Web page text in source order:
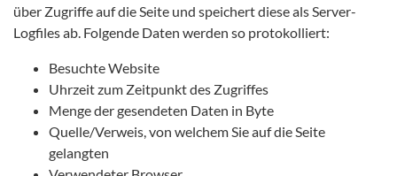
über Zugriffe auf die Seite und speichert diese als Server-
Logfiles ab. Folgende Daten werden so protokolliert:
Besuchte Website
Uhrzeit zum Zeitpunkt des Zugriffes
Menge der gesendeten Daten in Byte
Quelle/Verweis, von welchem Sie auf die Seite
gelangten